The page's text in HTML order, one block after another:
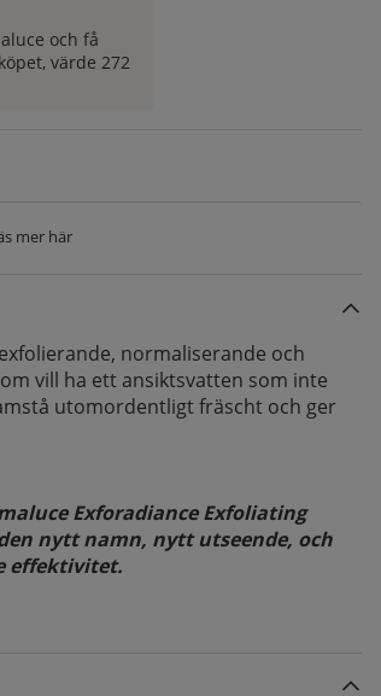
och få
värde 272
mer här
normaliserande och
vill ha ett ansiktsvatten som inte
utomordentligt fräscht och ger
Exforadiance Exfoliating
nytt namn, nytt utseende, och
effektivitet.